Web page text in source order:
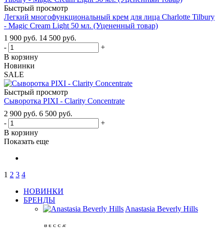
Быстрый просмотр
Легкий многофункциональный крем для лица Charlotte Tilbury
- Magic Cream Light 50 мл. (Уцененный товар)
1 900 руб. 14 500 руб.
-
+
В корзину
Новинки
SALE
Быстрый просмотр
Сыворотка PIXI - Clarity Concentrate
2 900 руб. 6 500 руб.
-
+
В корзину
Показать еще
1 2 3 4
НОВИНКИ
БРЕНДЫ
Anastasia Beverly Hills